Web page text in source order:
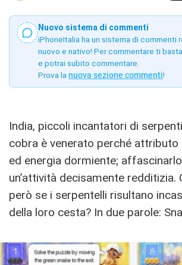
Nuovo sistema di commenti
iPhoneItalia ha un sistema di commenti
nuovo e nativo! Per commentare ti
e potrai subito commentare.
Prova la nuova sezione commenti!
India, piccoli incantatori di
cobra è venerato perché attributo
ed energia dormiente;
un’attività decisamente redditizia.
però se i serpentelli risultano
della loro cesta? In due parole: